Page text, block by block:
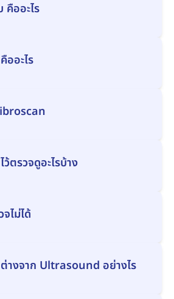
ออะไร
อะไร
ตรวจดูอะไรบ้าง
ไม่ได้
างจาก Ultrasound อย่างไร